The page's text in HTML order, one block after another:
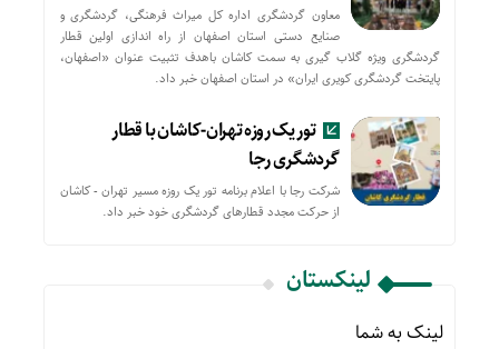
معاون گردشگری اداره کل میراث فرهنگی، گردشگری و
صنایع دستی استان اصفهان از راه اندازی اولین قطار
گردشگری ویژه گلاب گیری به سمت کاشان باهدف تثبیت عنوان «اصفهان،
پایتخت گردشگری کویری ایران» در استان اصفهان خبر داد.
تور یک روزه تهران-کاشان با قطار
گردشگری رجا
شرکت رجا با اعلام برنامه تور یک روزه مسیر تهران - کاشان
از حركت مجدد قطارهای گردشگری خود خبر داد.
لینکستان
لینک به شما